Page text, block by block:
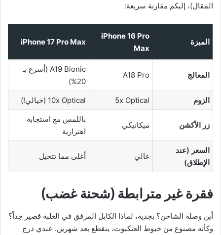
المقال)، إليكم مقارنة سريعة:
الميزة
iPhone 16 Pro
Max
iPhone 17 Pro Max
المعالج A18 Pro
A19 Bionic (أسرع بـ
20%)
الزوم
5x Optical 10x Optical (خيالي!)
زر الأكشن ميكانيكي
باللمس مع استجابة
اهتزازية
السعر (عند
الإطلاق)
غالي أغلى مما تتخيل
فقرة غير مترابطة (شحنة غضب)
أين وصلة الشاحن؟ بجدية، لماذا الكابل المرفق في العلبة قصير جداً؟
وكأنه مصنوع من خيوط العنكبوت، ينقطع بعد شهرين. عندي درج